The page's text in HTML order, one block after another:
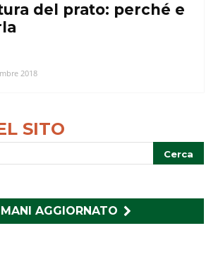
del prato: perché e
2018
SITO
AGGIORNATO